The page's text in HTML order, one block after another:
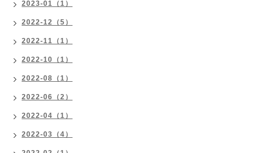
2023-01（1）
2022-12（5）
2022-11（1）
2022-10（1）
2022-08（1）
2022-06（2）
2022-04（1）
2022-03（4）